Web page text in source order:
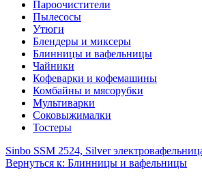
Пароочистители
Пылесосы
Утюги
Блендеры и миксеры
Блинницы и вафельницы
Чайники
Кофеварки и кофемашины
Комбайны и мясорубки
Мультиварки
Соковыжималки
Тостеры
Sinbo SSM 2524, Silver
Вернуться к: Блинницы и вафельницы